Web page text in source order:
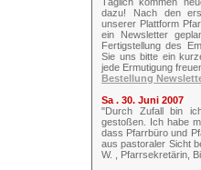
dazu! Nach den
unserer Plattform
ein Newsletter
Fertigstellung des
Sie uns bitte ein
jede Ermutigung
Bestellung
Sa . 30. Juni 2007
"Durch Zufall bin
gestoßen. Ich habe
dass Pfarrbüro und
aus pastoraler Sicht
W. , Pfarrsekretärin,